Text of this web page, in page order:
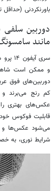
باورنکردنی (حداقل تا سه
دوربین سلفی
مانند
سری
و ممکن است شاهد
کم رنج می‌برند و
عکس‌های بهتری
می‌شود عکس‌ها و
شرایط نوری، به